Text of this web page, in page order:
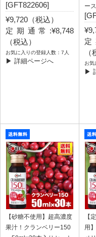
[GFT822606]
¥9,720（税込）
定期通常:¥8,748
（税込）
お気に入りの登録人数：7人
▶ 詳細ページへ
ース
定
（
お気
▶
【砂糖不使用】超高濃度
果汁！クランベリー150
【
用